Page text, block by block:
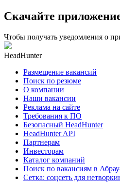
Скачайте
Чтобы получать уведомления о
HeadHunter
Размещение вакансий
Поиск по резюме
О компании
Наши вакансии
Реклама на сайте
Требования к ПО
Безопасный HeadHunter
HeadHunter API
Партнерам
Инвесторам
Каталог компаний
Поиск по вакансиям в
Сетка: соцсеть для